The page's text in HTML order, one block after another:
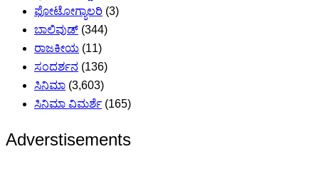
ಫೋಟೋಗ್ಯಾಲರಿ (3)
ಬಾಲಿವುಡ್ (344)
ರಾಜಕೀಯ (11)
ಸಂದರ್ಶನ (136)
ಸಿನಿಮಾ (3,603)
ಸಿನಿಮಾ ವಿಮರ್ಶೆ (165)
Adverstisements